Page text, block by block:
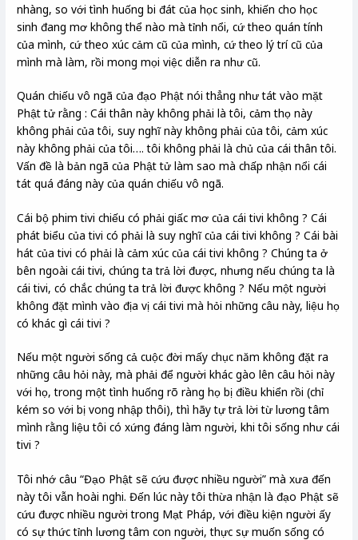
nhàng, so với tình huống bi đát của học sinh, khiến cho học
sinh đang mơ không thể nào mà tỉnh nổi, cứ theo quán tính
của mình, cứ theo xúc cảm cũ của mình, cứ theo lý trí cũ của
mình mà làm, rồi mong mọi việc diễn ra như cũ.
Quán chiếu vô ngã của đạo Phật nói thẳng như tát vào mặt
Phật tử rằng : Cái thân này không phải là tôi, cảm thọ này
không phải của tôi, suy nghĩ này không phải của tôi, cảm xúc
này không phải của tôi…. tôi không phải là chủ của cái thân tôi.
Vấn đề là bản ngã của Phật tử làm sao mà chấp nhận nổi cái
tát quá đáng này của quán chiếu vô ngã.
Cái bộ phim tivi chiếu có phải giấc mơ của cái tivi không ? Cái
phát biểu của tivi có phải là suy nghĩ của cái tivi không ? Cái bài
hát của tivi có phải là cảm xúc của cái tivi không ? Chúng ta ở
bên ngoài cái tivi, chúng ta trả lời được, nhưng nếu chúng ta là
cái tivi, có chắc chúng ta trả lời được không ? Nếu một người
không đặt mình vào địa vị cái tivi mà hỏi những câu này, liệu họ
có khác gì cái tivi ?
Nếu một người sống cả cuộc đời mấy chục năm không đặt ra
những câu hỏi này, mà phải để người khác gào lên câu hỏi này
với họ, trong một tình huống rõ ràng họ bị điều khiển rồi (chỉ
kém so với bị vong nhập thôi), thì hãy tự trả lời từ lương tâm
mình rằng liệu tôi có xứng đáng làm người, khi tôi sống như cái
tivi ?
Tôi nhớ câu “Đạo Phật sẽ cứu được nhiều người” mà xưa đến
này tôi vẫn hoài nghi. Đến lúc này tôi thừa nhận là đạo Phật sẽ
cứu được nhiều người trong Mạt Pháp, với điều kiện người ấy
có sự thức tỉnh lương tâm con người, thực sự muốn sống có